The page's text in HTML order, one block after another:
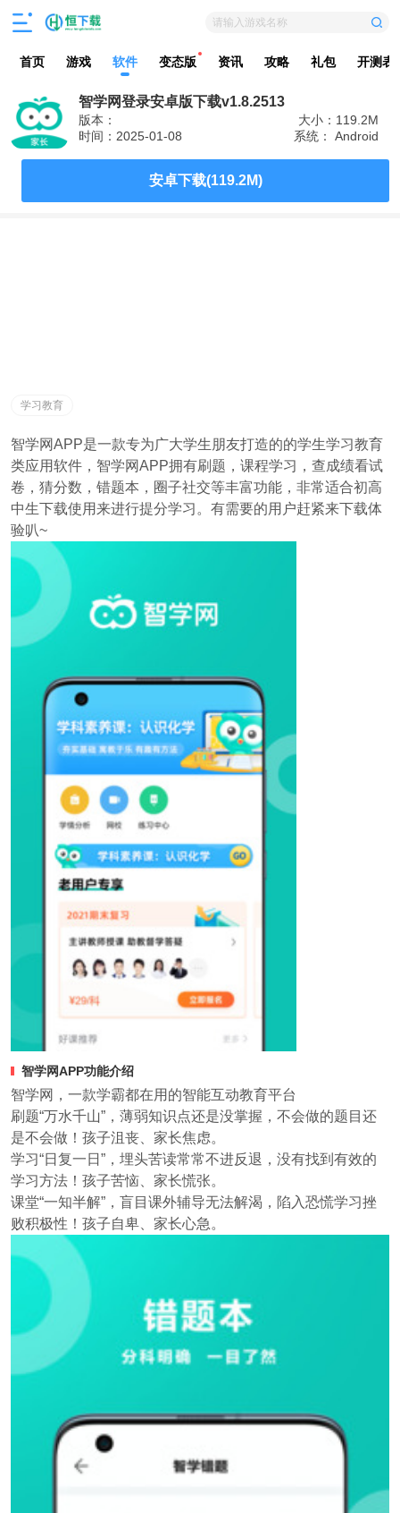
请输入游戏名称
首页 游戏 软件 变态版 资讯 攻略 礼包 开测表
智学网登录安卓版下载v1.8.2513
版本：
大小：119.2M
时间：2025-01-08
系统： Android
安卓下载(119.2M)
学习教育
智学网APP是一款专为广大学生朋友打造的的学生学习教育
类应用软件，智学网APP拥有刷题，课程学习，查成绩看试
卷，猜分数，错题本，圈子社交等丰富功能，非常适合初高
中生下载使用来进行提分学习。有需要的用户赶紧来下载体
验叭~
智学网APP功能介绍
智学网，一款学霸都在用的智能互动教育平台
刷题“万水千山”，薄弱知识点还是没掌握，不会做的题目还
是不会做！孩子沮丧、家长焦虑。
学习“日复一日”，埋头苦读常常不进反退，没有找到有效的
学习方法！孩子苦恼、家长慌张。
课堂“一知半解”，盲目课外辅导无法解渴，陷入恐慌学习挫
败积极性！孩子自卑、家长心急。